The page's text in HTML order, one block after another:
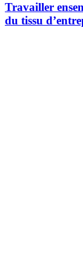
Travailler
du tissu